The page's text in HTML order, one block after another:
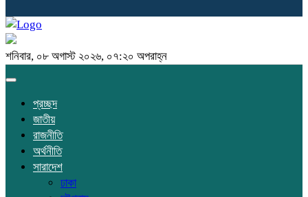
শনিবার, ০৮ অগাস্ট ২০২৬, ০৭:২০ অপরাহ্ন
Toggle
প্রচ্ছদ
জাতীয়
রাজনীতি
অর্থনীতি
সারাদেশ
ঢাকা